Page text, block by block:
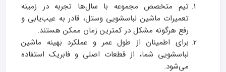
تیم متخصص مجموعه با سال‌ها تجربه در زمینه
تعمیرات ماشین لباسشویی وستل، قادر به عیب‌یابی و
رفع هرگونه مشکل در کمترین زمان ممکن هستند.
برای اطمینان از طول عمر و عملکرد بهینه ماشین
لباسشویی شما، از قطعات اصلی و فابریک استفاده
می‌شود.